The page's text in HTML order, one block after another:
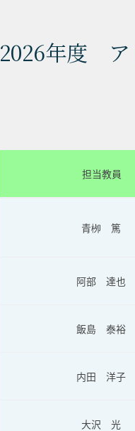
2026年度 ア
担当教員
青栁 篤
阿部 達也
飯島 泰裕
内田 洋子
大沢 光